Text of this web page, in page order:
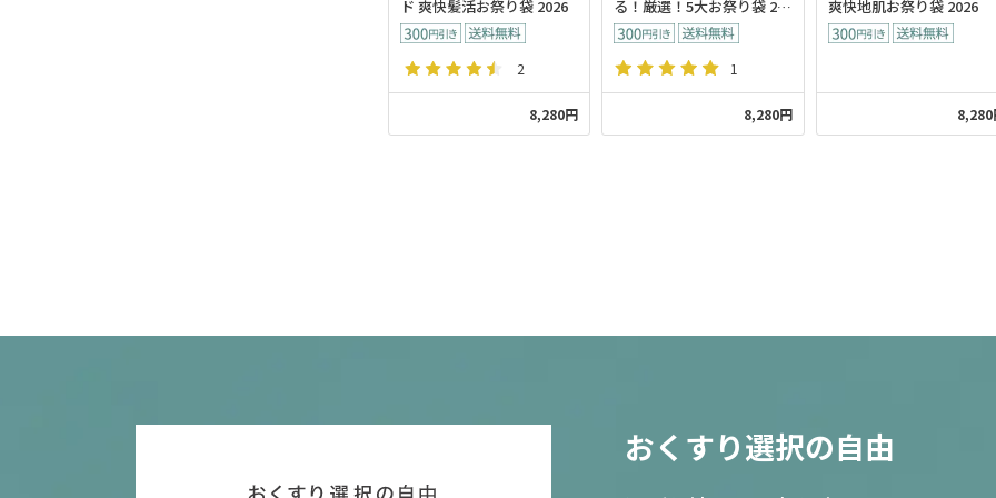
ド 爽快髪活お祭り袋 2026
2
8,280円
る！厳選！5大お祭り袋 20
26
1
8,280円
爽快地肌お祭り袋 2026
8,280
おくすり選択の自由